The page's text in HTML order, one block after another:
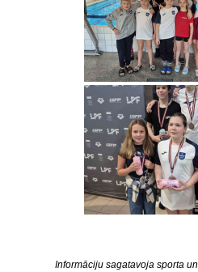
Informāciju sagatavoja sporta